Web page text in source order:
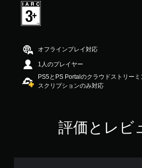
価
は
中
4
5
オフラインプレイ対応
1人のプレイヤー
PS5とPS Portalのクラウドストリー
スクリプションのみ対応
評価とレビ